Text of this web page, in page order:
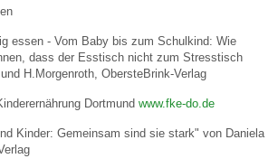
essen - Vom Baby bis zum Schulkind: Wie
dass der Esstisch nicht zum Stresstisch
H.Morgenroth, ObersteBrink-Verlag
Dortmund www.fke-do.de
Kinder: Gemeinsam sind sie stark" von Daniela